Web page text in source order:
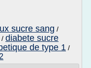
sucre sang /
/ diabete sucre
de type 1 /